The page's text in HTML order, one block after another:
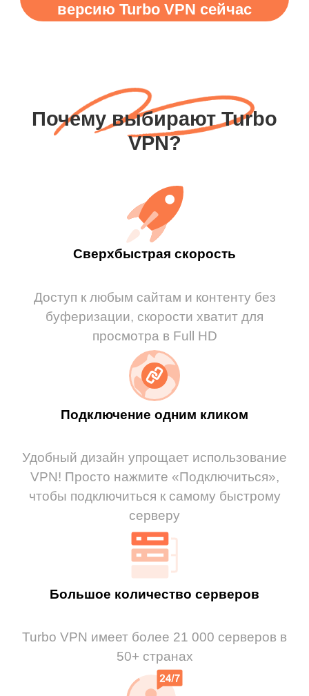
версию Turbo VPN сейчас
Почему выбирают Turbo
VPN?
Сверхбыстрая скорость
Доступ к любым сайтам и контенту без
буферизации, скорости хватит для
просмотра в Full HD
Подключение одним кликом
Удобный дизайн упрощает использование
VPN! Просто нажмите «Подключиться»,
чтобы подключиться к самому быстрому
серверу
Большое количество серверов
Turbo VPN имеет более 21 000 серверов в
50+ странах